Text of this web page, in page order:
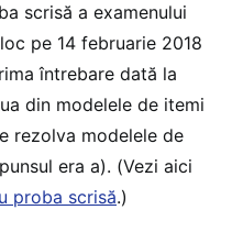
scrisă a examenului
pe 14 februarie 2018
întrebare dată la
din modelele de itemi
rezolva modelele de
era a). (Vezi aici
proba scrisă.)